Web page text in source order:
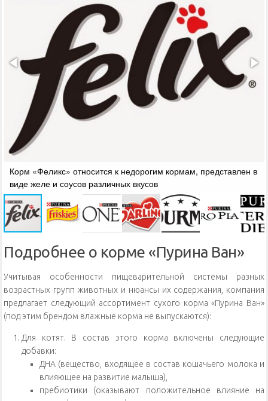
Корм «Феликс» относится к недорогим кормам, представлен в
виде желе и соусов различных вкусов
Подробнее о корме «Пурина Ван»
Учитывая особенности пищеварительной системы разных
возрастных групп животных и нюансы их содержания, компания
предлагает следующий ассортимент сухого корма «Пурина Ван»
(под этим брендом влажные корма не выпускаются):
Для котят. В состав этого корма включены следующие
добавки:
ДНА (вещество, входящее в состав кошачьего молока и
влияющее на развитие малыша),
пребиотики (оказывают положительное влияние на